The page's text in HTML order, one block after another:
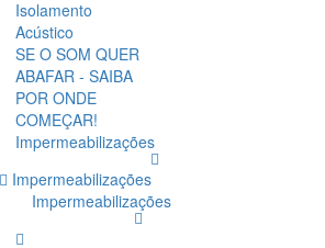
Isolamento
Acústico
SE O SOM QUER
ABAFAR - SAIBA
POR ONDE
COMEÇAR!
Impermeabilizações
Impermeabilizações
Impermeabilizações